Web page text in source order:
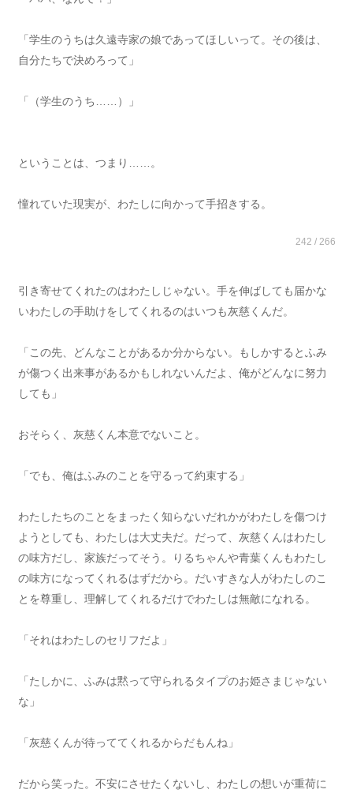
「学生のうちは久遠寺家の娘であってほしいって。その後は、
自分たちで決めろって」
「（学生のうち……）」
ということは、つまり……。
憧れていた現実が、わたしに向かって手招きする。
242 / 266
引き寄せてくれたのはわたしじゃない。手を伸ばしても届かな
いわたしの手助けをしてくれるのはいつも灰慈くんだ。
「この先、どんなことがあるか分からない。もしかするとふみ
が傷つく出来事があるかもしれないんだよ、俺がどんなに努力
しても」
おそらく、灰慈くん本意でないこと。
「でも、俺はふみのことを守るって約束する」
わたしたちのことをまったく知らないだれかがわたしを傷つけ
ようとしても、わたしは大丈夫だ。だって、灰慈くんはわたし
の味方だし、家族だってそう。りるちゃんや青葉くんもわたし
の味方になってくれるはずだから。だいすきな人がわたしのこ
とを尊重し、理解してくれるだけでわたしは無敵になれる。
「それはわたしのセリフだよ」
「たしかに、ふみは黙って守られるタイプのお姫さまじゃない
な」
「灰慈くんが待っててくれるからだもんね」
だから笑った。不安にさせたくないし、わたしの想いが重荷に